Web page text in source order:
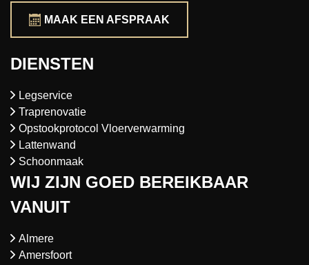
MAAK EEN AFSPRAAK
DIENSTEN
Legservice
Traprenovatie
Opstookprotocol Vloerverwarming
Lattenwand
Schoonmaak
WIJ ZIJN GOED BEREIKBAAR
VANUIT
Almere
Amersfoort